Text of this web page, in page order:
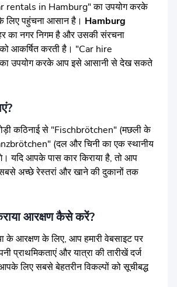
rentals in Hamburg" का उपयोग करके
लिए पहुंचना आसान है। Hamburg
का नगर निगम है और उसकी संरचना
को आकर्षित करती है। "Car hire
उपयोग करके आप इसे आसानी से देख सकते
कठिनाई से "Fischbrötchen" (मछली के
(दल और चिनी का एक स्थानीय
यदि आपके पास कार किराया है, तो आप
अच्छे रेस्तरां और खाने की दुकानों तक
आरक्षण कैसे करें?
के आरक्षण के लिए, आप हमारी वेबसाइट पर
प्राथमिकताएं और यात्रा की तारीखें दर्ज
लिए सबसे बेहतरीन विकल्पों को सूचीबद्ध